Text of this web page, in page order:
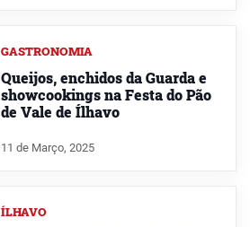
GASTRONOMIA
Queijos, enchidos da Guarda e
showcookings na Festa do Pão
de Vale de Ílhavo
11 de Março, 2025
ÍLHAVO